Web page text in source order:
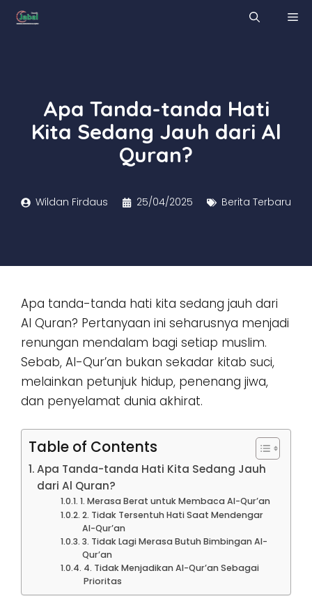
Skip
Apa Tanda-tanda Hati
Kita Sedang Jauh dari Al
Quran?
Wildan Firdaus 25/04/2025 Berita Terbaru
Apa tanda-tanda hati kita sedang jauh dari
Al Quran? Pertanyaan ini seharusnya menjadi
renungan mendalam bagi setiap muslim.
Sebab, Al-Qur’an bukan sekadar kitab suci,
melainkan petunjuk hidup, penenang jiwa,
dan penyelamat dunia akhirat.
Table of Contents
Apa Tanda-tanda Hati Kita Sedang Jauh
dari Al Quran?
1. Merasa Berat untuk Membaca Al-Qur’an
2. Tidak Tersentuh Hati Saat Mendengar
Al-Qur’an
3. Tidak Lagi Merasa Butuh Bimbingan Al-
Qur’an
4. Tidak Menjadikan Al-Qur’an Sebagai
Prioritas